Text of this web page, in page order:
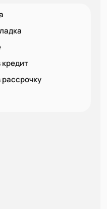
кредит
рассрочку